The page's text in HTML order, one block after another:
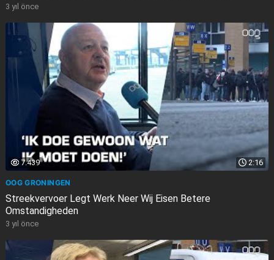
3 yıl önce
2:16
7.439
OOG GRONINGEN
Streekvervoer Legt Werk Neer Wij Eisen Betere
Omstandigheden
3 yıl önce